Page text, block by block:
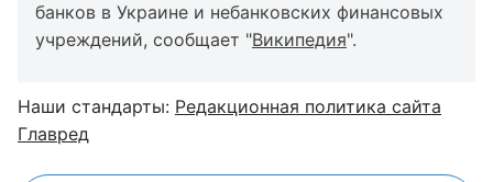
банков в Украине и небанковских финансовых
учреждений, сообщает "Википедия".
Наши стандарты: Редакционная политика сайта
Главред